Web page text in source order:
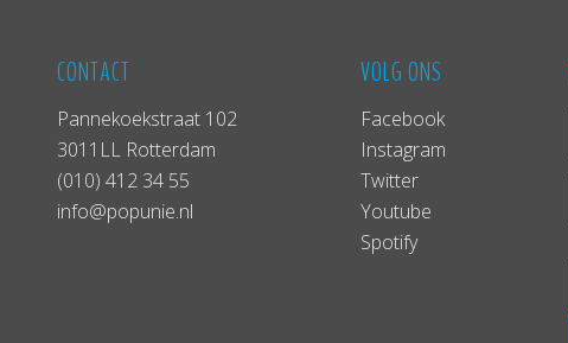
CONTACT
Pannekoekstraat 102
3011LL Rotterdam
(010) 412 34 55
info@popunie.nl
VOLG ONS
Facebook
Instagram
Twitter
Youtube
Spotify